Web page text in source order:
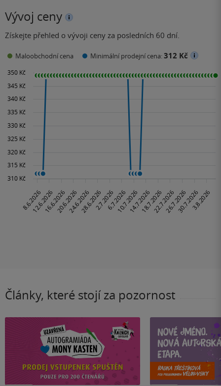
Vývoj ceny
Získejte přehled o vývoji ceny za posledních 60 dní.
Maloobchodní cena Minimální prodejní cena:312 Kč
Články, které stojí za pozornost